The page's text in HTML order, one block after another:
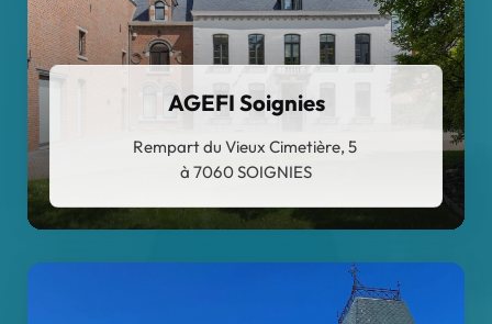
AGEFI Soignies
Rempart du Vieux Cimetière, 5
à 7060 SOIGNIES